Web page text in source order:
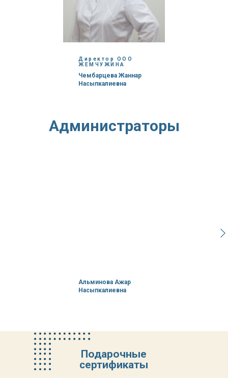
Директор ООО
ЖЕМЧУЖИНА
Чембарцева Жаннар
Насыпкалиевна
Администраторы
Альминова Ажар
Насыпкалиевна
Подарочные
сертификаты